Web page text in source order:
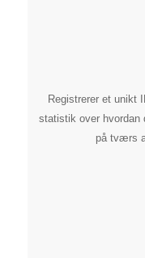
Registrerer et unikt
statistik over hvordan
på tværs